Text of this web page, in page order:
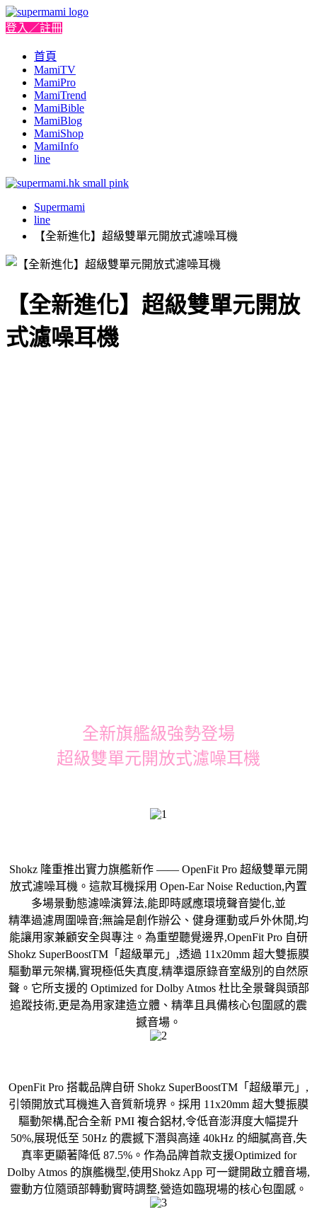
登入／註冊
首頁
MamiTV
MamiPro
MamiTrend
MamiBible
MamiBlog
MamiShop
MamiInfo
line
Supermami
line
【全新進化】超級雙單元開放式濾噪耳機
【全新進化】超級雙單元開放
式濾噪耳機
全新旗艦級強勢登場
超級雙單元開放式濾噪耳機
Shokz 隆重推出實力旗艦新作 —— OpenFit Pro 超級雙單元開
放式濾噪耳機。這款耳機採用 Open-Ear Noise Reduction,內置
多場景動態濾噪演算法,能即時感應環境聲音變化,並
精準過濾周圍噪音;無論是創作辦公、健身運動或戶外休閒,均
能讓用家兼顧安全與專注。為重塑聽覺邊界,OpenFit Pro 自研
Shokz SuperBoostTM「超級單元」,透過 11x20mm 超大雙振膜
驅動單元架構,實現極低失真度,精準還原錄音室級別的自然原
聲。它所支援的 Optimized for Dolby Atmos 杜比全景聲與頭部
追蹤技術,更是為用家建造立體、精準且具備核心包圍感的震
撼音場。
OpenFit Pro 搭載品牌自研 Shokz SuperBoostTM「超級單元」,
引領開放式耳機進入音質新境界。採用 11x20mm 超大雙振膜
驅動架構,配合全新 PMI 複合鋁材,令低音澎湃度大幅提升
50%,展現低至 50Hz 的震撼下潛與高達 40kHz 的細膩高音,失
真率更顯著降低 87.5%。作為品牌首款支援Optimized for
Dolby Atmos 的旗艦機型,使用Shokz App 可一鍵開啟立體音場,
靈動方位隨頭部轉動實時調整,營造如臨現場的核心包圍感。